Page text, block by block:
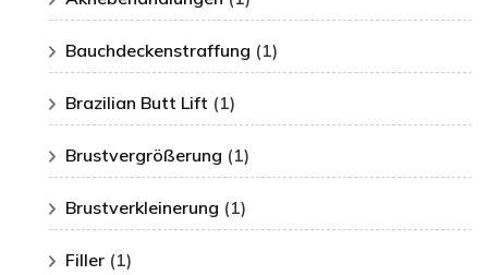
Bauchdeckenstraffung (1)
Brazilian Butt Lift (1)
Brustvergrößerung (1)
Brustverkleinerung (1)
Filler (1)